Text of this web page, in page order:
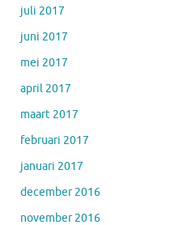
juli 2017
juni 2017
mei 2017
april 2017
maart 2017
februari 2017
januari 2017
december 2016
november 2016